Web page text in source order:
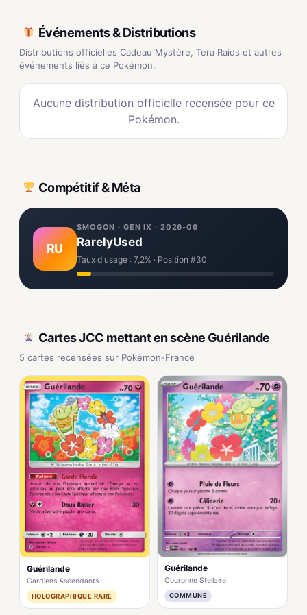
Événements & Distributions
Distributions officielles Cadeau Mystère, Tera Raids et autres
événements liés à ce Pokémon.
Aucune distribution officielle recensée pour ce
Pokémon.
Compétitif & Méta
RU
SMOGON · GEN IX · 2026-06
RarelyUsed
Taux d'usage : 7,2% · Position #30
Cartes JCC mettant en scène Guérilande
5 cartes recensées sur Pokémon-France
Guérilande
Gardiens Ascendants
HOLOGRAPHIQUE RARE
Guérilande
Couronne Stellaire
COMMUNE